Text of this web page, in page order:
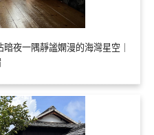
夜一隅靜謐嫻漫的海灣星空｜